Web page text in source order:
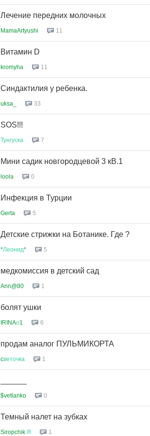
Лечение передних молочных
MamaArtyushi 11
Витамин D
kromyha 11
Синдактилия у ребенка.
uksa_ 33
SOS!!!
Тунгуска 7
Мини садик новгородцевой 3 кВ.1
loola 0
Инфекция в Турции
Gerta 5
Детские стрижки на Ботанике. Где ?
*Леонид* 5
медкомиссия в детский сад
Ann@80 1
болят ушки
IRINAо1 6
продам аналог ПУЛЬМИКОРТА
cветочка 1
$vetlanko 0
Темный налет на зубках
Siropchik Я 1